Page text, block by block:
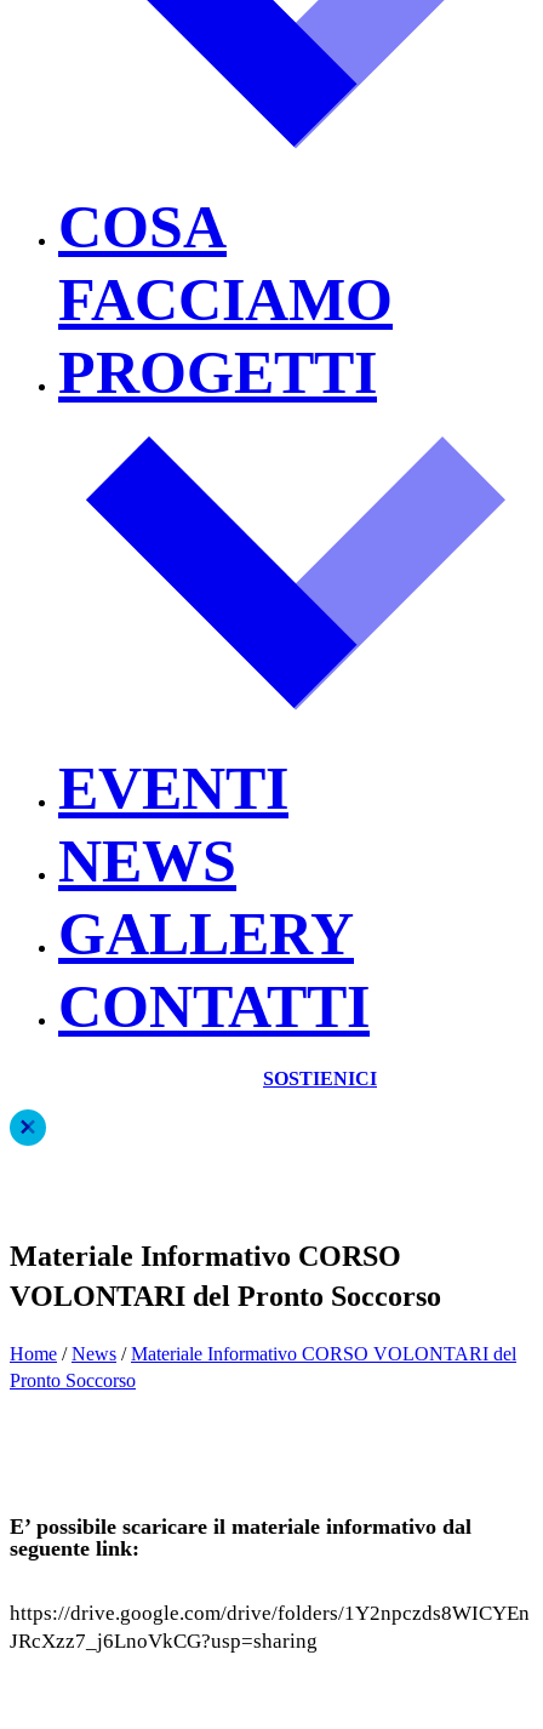
COSA
FACCIAMO
PROGETTI
EVENTI
NEWS
GALLERY
CONTATTI
SOSTIENICI
Materiale Informativo CORSO
VOLONTARI del Pronto Soccorso
Home /News /Materiale Informativo CORSO VOLONTARI del
Pronto Soccorso
E’ possibile scaricare il materiale informativo dal
seguente link:
https://drive.google.com/drive/folders/1Y2npczds8WICYEn
JRcXzz7_j6LnoVkCG?usp=sharing